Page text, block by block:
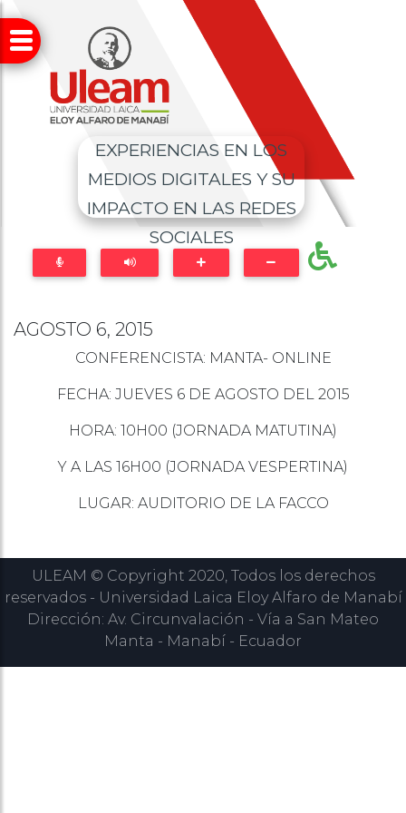
EXPERIENCIAS EN LOS
MEDIOS DIGITALES Y SU
IMPACTO EN LAS REDES
SOCIALES
AGOSTO 6, 2015
CONFERENCISTA: MANTA- ONLINE
FECHA: JUEVES 6 DE AGOSTO DEL 2015
HORA: 10H00 (JORNADA MATUTINA)
Y A LAS 16H00 (JORNADA VESPERTINA)
LUGAR: AUDITORIO DE LA FACCO
ULEAM © Copyright 2020, Todos los derechos
reservados - Universidad Laica Eloy Alfaro de Manabí
Dirección: Av. Circunvalación - Vía a San Mateo
Manta - Manabí - Ecuador